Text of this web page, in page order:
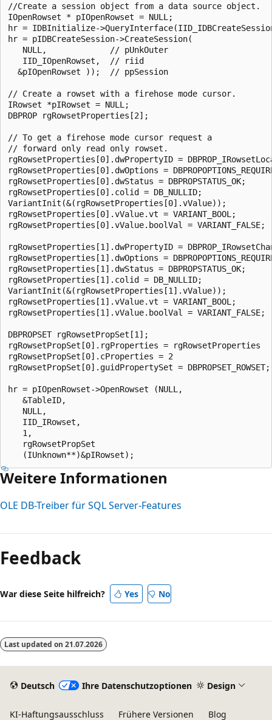
//Create a session object from a data source object.
IOpenRowset * pIOpenRowset = NULL;
hr = IDBInitialize-
hr = pIDBCreateSession->CreateSession(
   NULL,             // pUnkOuter
   IID_IOpenRowset,  // riid
  &pIOpenRowset ));  // ppSession
// Create a rowset with a firehose mode cursor.
IRowset *pIRowset = NULL;
DBPROP rgRowsetProperties[2];
// To get a firehose mode cursor request a
// forward only read only rowset.
rgRowsetProperties[0].dwPropertyID =
rgRowsetProperties[0].dwOptions =
rgRowsetProperties[0].dwStatus = DBPROPSTATUS_OK;
rgRowsetProperties[0].colid = DB_NULLID;
VariantInit(&(rgRowsetProperties[0].vValue));
rgRowsetProperties[0].vValue.vt = VARIANT_BOOL;
rgRowsetProperties[0].vValue.boolVal =
rgRowsetProperties[1].dwPropertyID =
rgRowsetProperties[1].dwOptions =
rgRowsetProperties[1].dwStatus = DBPROPSTATUS_OK;
rgRowsetProperties[1].colid = DB_NULLID;
VariantInit(&(rgRowsetProperties[1].vValue));
rgRowsetProperties[1].vValue.vt = VARIANT_BOOL;
rgRowsetProperties[1].vValue.boolVal =
DBPROPSET rgRowsetPropSet[1];
rgRowsetPropSet[0].rgProperties = rgRowsetProperties
rgRowsetPropSet[0].cProperties = 2
rgRowsetPropSet[0].guidPropertySet =
hr = pIOpenRowset->OpenRowset (NULL,
   &TableID,
   NULL,
   IID_IRowset,
   1,
   rgRowsetPropSet
Weitere Informationen
OLE DB-Treiber für SQL Server-Features
Feedback
War diese Seite hilfreich? Yes No
Last updated on 21.07.2026
Deutsch Ihre Datenschutzoptionen Design
KI-Haftungsausschluss Frühere Versionen Blog